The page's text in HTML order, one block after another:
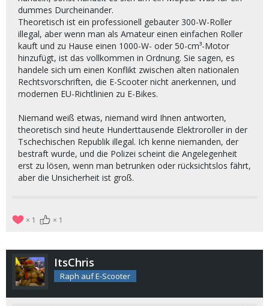
dummes Durcheinander.
Theoretisch ist ein professionell gebauter 300-W-Roller
illegal, aber wenn man als Amateur einen einfachen Roller
kauft und zu Hause einen 1000-W- oder 50-cm³-Motor
hinzufügt, ist das vollkommen in Ordnung. Sie sagen, es
handele sich um einen Konflikt zwischen alten nationalen
Rechtsvorschriften, die E-Scooter nicht anerkennen, und
modernen EU-Richtlinien zu E-Bikes.
Niemand weiß etwas, niemand wird Ihnen antworten,
theoretisch sind heute Hunderttausende Elektroroller in der
Tschechischen Republik illegal. Ich kenne niemanden, der
bestraft wurde, und die Polizei scheint die Angelegenheit
erst zu lösen, wenn man betrunken oder rücksichtslos fährt,
aber die Unsicherheit ist groß.
1 1
ItsChris
Raph auf E-Scooter